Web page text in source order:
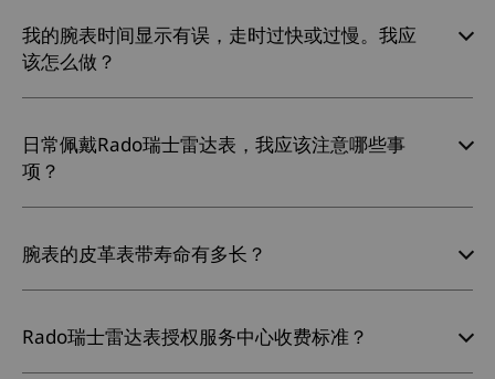
我的腕表时间显示有误，走时过快或过慢。我应
该怎么做？
日常佩戴Rado瑞士雷达表，我应该注意哪些事
项？
腕表的皮革表带寿命有多长？
Rado瑞士雷达表授权服务中心收费标准？